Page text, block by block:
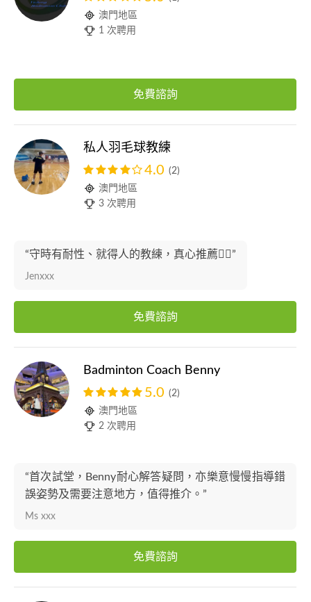
澳門地區
1 次聘用
免費諮詢
私人羽毛球教練
4.0 (2)
澳門地區
3 次聘用
“守時有耐性、就得人的教練，真心推薦👍🏻”
Jenxxx
免費諮詢
Badminton Coach Benny
5.0 (2)
澳門地區
2 次聘用
“首次試堂，Benny耐心解答疑問，亦樂意慢慢指導錯
誤姿勢及需要注意地方，值得推介。”
Ms xxx
免費諮詢